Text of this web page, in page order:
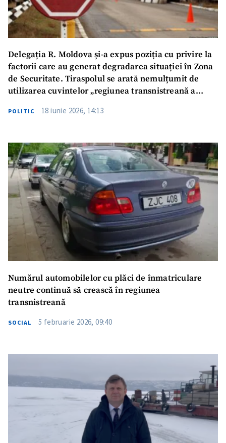
Delegația R. Moldova și-a expus poziția cu privire la
factorii care au generat degradarea situației în Zona
de Securitate. Tiraspolul se arată nemulțumit de
utilizarea cuvintelor „regiunea transnistreană a
POLITIC 18 iunie 2026, 14:13
Numărul automobilelor cu plăci de înmatriculare
neutre continuă să crească în regiunea
transnistreană
SOCIAL 5 februarie 2026, 09:40